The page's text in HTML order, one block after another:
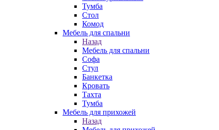
Тумба
Стол
Комод
Мебель для спальни
Назад
Мебель для спальни
Софа
Стул
Банкетка
Кровать
Тахта
Тумба
Мебель для прихожей
Назад